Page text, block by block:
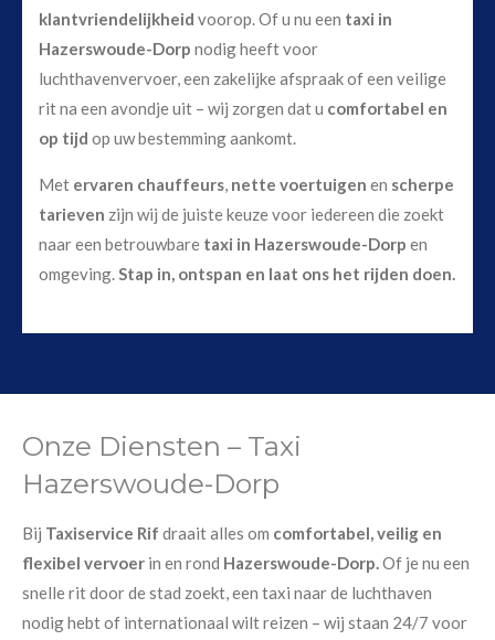
klantvriendelijkheid voorop. Of u nu een taxi in
Hazerswoude-Dorp nodig heeft voor
luchthavenvervoer, een zakelijke afspraak of een veilige
rit na een avondje uit – wij zorgen dat u comfortabel en
op tijd op uw bestemming aankomt.
Met ervaren chauffeurs, nette voertuigen en scherpe
tarieven zijn wij de juiste keuze voor iedereen die zoekt
naar een betrouwbare taxi in Hazerswoude-Dorp en
omgeving.Stap in, ontspan en laat ons het rijden doen.
Onze Diensten – Taxi
Hazerswoude-Dorp
Bij Taxiservice Rif draait alles om comfortabel, veilig en
flexibel vervoer in en rond Hazerswoude-Dorp.Of je nu een
snelle rit door de stad zoekt, een taxi naar de luchthaven
nodig hebt of internationaal wilt reizen – wij staan 24/7 voor